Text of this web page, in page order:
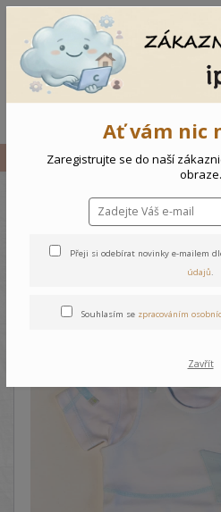
Vše Kojenecký komplet Loďka
Kojenecký
Ať vám nic
Zaregistrujte se do naší
obraze.
Přeji si odebírat novinky e-mailem
údajů.
Souhlasím se zpracováním
Zavřít